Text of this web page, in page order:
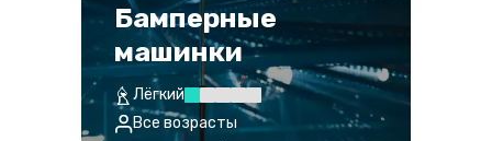
Бамперные
машинки
Лёгкий
Все возрасты